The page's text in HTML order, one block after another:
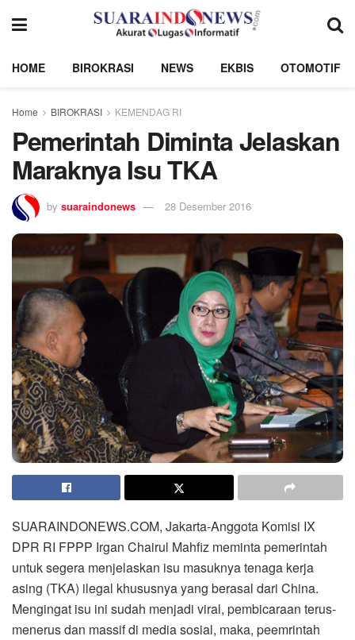
HOME BIROKRASI NEWS EKBIS OTOMOTIF
Home BIROKRASI KEMENDAG RI
Pemerintah Diminta Jelaskan
Maraknya Isu TKA
by suaraindonews 28 Desember 2016
SUARAINDONEWS.COM, Jakarta-Anggota Komisi IX
DPR RI FPPP Irgan Chairul Mahfiz meminta pemerintah
untuk segera menjelaskan isu masuknya tenaga kerja
asing (TKA) ilegal khususnya yang berasal dari China.
Mengingat isu ini sudah menjadi viral, pembicaraan terus-
menerus dan massif di media sosial, maka, peemrintah